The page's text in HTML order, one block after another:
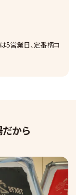
5営業日、定番柄コ
から